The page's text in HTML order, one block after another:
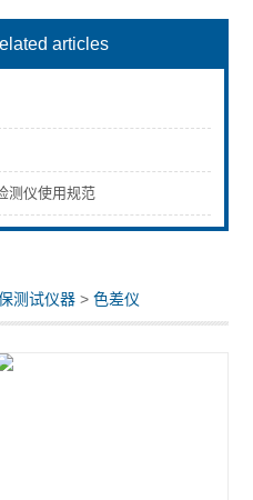
articles
测仪使用规范
测试仪器 >色差仪